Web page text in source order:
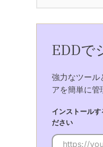
EDDで
強力なツール
アを簡単に管
インストール
ださい